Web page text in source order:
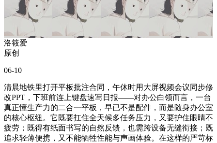
洛筱爱
原创
06-10
清晨地铁里打开平板批注合同，午休时用大屏视频会议同步修
改PPT，下班前连上键盘速写日报——对办公白领而言，一台
真正懂生产力的二合一平板，早已不是配件，而是随身办公室
的核心枢纽。它既要扛住全天候多任务压力，又要护住眼睛不
疲劳；既得有纸面书写的自然反馈，也需跨设备无缝衔接；既
追求轻薄便携，又不能牺牲性能与声画体验。在这样的严苛标